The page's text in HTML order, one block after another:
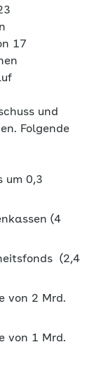
17
und
Folgende
um 0,3
(4
(2,4
von 2 Mrd.
von 1 Mrd.